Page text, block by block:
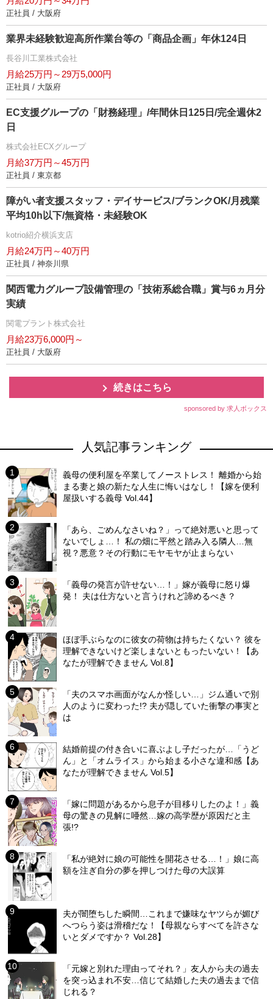
正社員 / 大阪府
業界未経験歓迎高所作業台等の「商品企画」年休124日
長谷川工業株式会社
月給25万円～29万5,000円
正社員 / 大阪府
EC支援グループの「財務経理」/年間休日125日/完全週休2
日
株式会社ECXグループ
月給37万円～45万円
正社員 / 東京都
障がい者支援スタッフ・デイサービス/ブランクOK/月残業
平均10h以下/無資格・未経験OK
kotrio紹介横浜支店
月給24万円～40万円
正社員 / 神奈川県
関西電力グループ設備管理の「技術系総合職」賞与6ヵ月分
実績
関電プラント株式会社
月給23万6,000円～
正社員 / 大阪府
続きはこちら
sponsored by 求人ボックス
人気記事ランキング
義母の便利屋を卒業してノーストレス！ 離婚から始
まる妻と娘の新たな人生に悔いはなし！【嫁を便利
屋扱いする義母 Vol.44】
「あら、ごめんなさいね？」って絶対悪いと思って
ないでしょ…！ 私の畑に平然と踏み入る隣人…無
視？悪意？その行動にモヤモヤが止まらない
「義母の発言が許せない…！」嫁が義母に怒り爆
発！ 夫は仕方ないと言うけれど諦めるべき？
ほぼ手ぶらなのに彼女の荷物は持ちたくない？ 彼を
理解できないけど楽しまないともったいない！【あ
なたが理解できません Vol.8】
「夫のスマホ画面がなんか怪しい…」ジム通いで別
人のように変わった!? 夫が隠していた衝撃の事実と
は
結婚前提の付き合いに喜ぶよし子だったが…「うど
ん」と「オムライス」から始まる小さな違和感【あ
なたが理解できません Vol.5】
「嫁に問題があるから息子が目移りしたのよ！」義
母の驚きの見解に唖然…嫁の高学歴が原因だと主
張!?
「私が絶対に娘の可能性を開花させる…！」娘に高
額を注ぎ自分の夢を押しつけた母の大誤算
夫が闇堕ちした瞬間…これまで嫌味なヤツらが媚び
へつらう姿は滑稽だな！【母親ならすべてを許さな
いとダメですか？ Vol.28】
「元嫁と別れた理由ってそれ？」友人から夫の過去
を突っ込まれ不安…信じて結婚した夫の過去まで信
じれる？